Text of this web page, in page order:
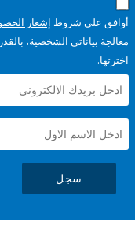
شروطإشعار الخصوصية
الشخصية، بالقدر